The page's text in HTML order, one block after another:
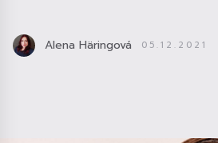
Alena Häringová 05.12.2021